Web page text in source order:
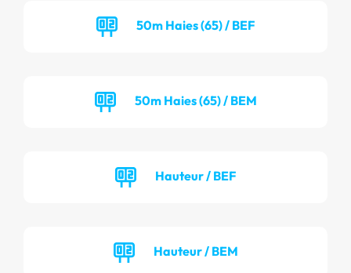
50m Haies (65) / BEF
50m Haies (65) / BEM
Hauteur / BEF
Hauteur / BEM